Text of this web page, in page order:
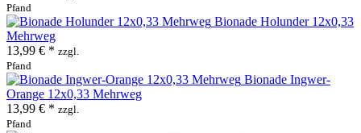
Pfand
Bionade Holunder 12x0,33
Mehrweg
13,99 € * zzgl.
Pfand
Bionade Ingwer-
Orange 12x0,33 Mehrweg
13,99 € * zzgl.
Pfand